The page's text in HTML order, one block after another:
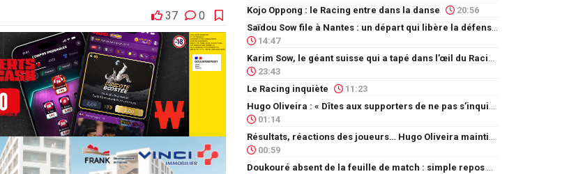
37 0
Kojo Oppong : le Racing entre dans la danse
20:56
14:47
23:43
Le Racing inquiète
11:23
01:14
00:59